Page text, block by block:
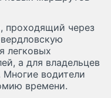
проходящий через
легковых
а для владельцев
водители
времени.